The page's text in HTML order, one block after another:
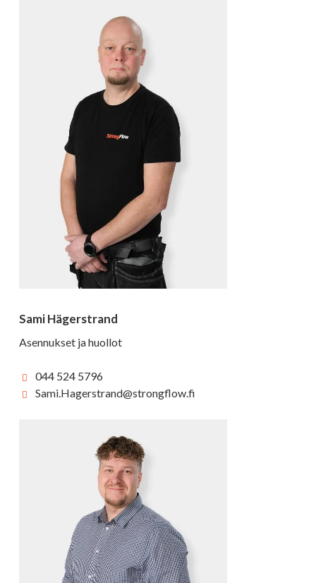
Sami Hägerstrand
Asennukset ja huollot
044 524 5796
Sami.Hagerstrand@strongflow.fi